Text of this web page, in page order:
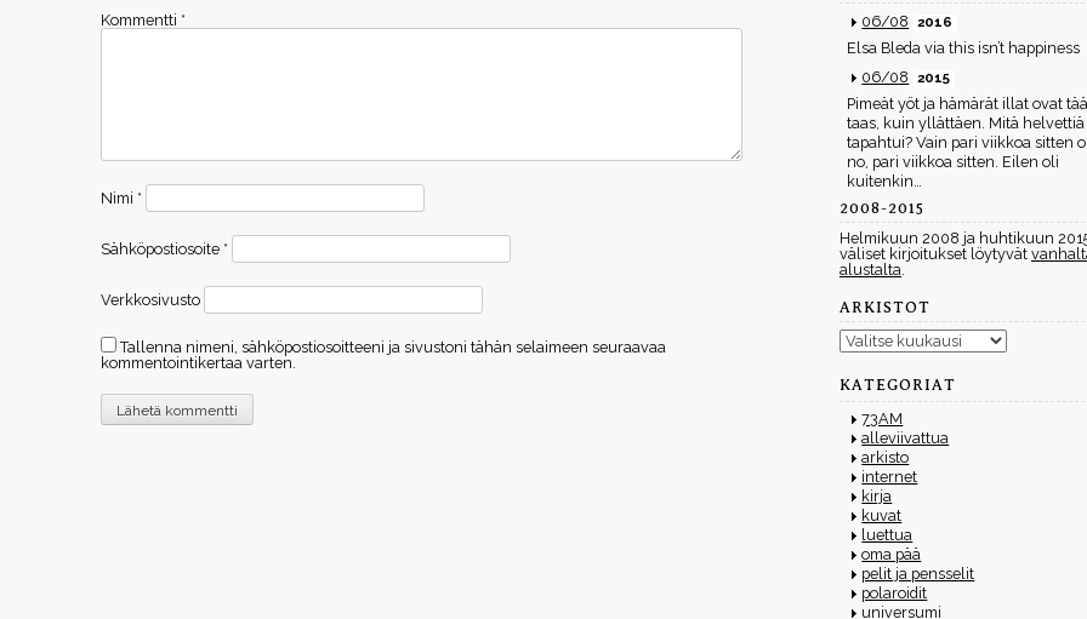
Kommentti *
Nimi *
Sähköpostiosoite *
Verkkosivusto
Tallenna nimeni, sähköpostiosoitteeni ja sivustoni tähän selaimeen seuraavaa
kommentointikertaa varten.
06/08 2016
Elsa Bleda via this isn’t happiness
06/08
2015
Pimeät yöt ja hämärät illat ovat
taas, kuin yllättäen. Mitä helvettiä
tapahtui? Vain pari viikkoa sitten
no, pari viikkoa sitten. Eilen oli
kuitenkin…
2008-2015
Helmikuun 2008 ja huhtikuun
väliset kirjoitukset löytyvät
alustalta
ARKISTOT
Arkistot
KATEGORIAT
73AM
alleviivattua
arkisto
internet
kirja
kuvat
luettua
oma pää
pelit ja pensselit
polaroidit
universumi